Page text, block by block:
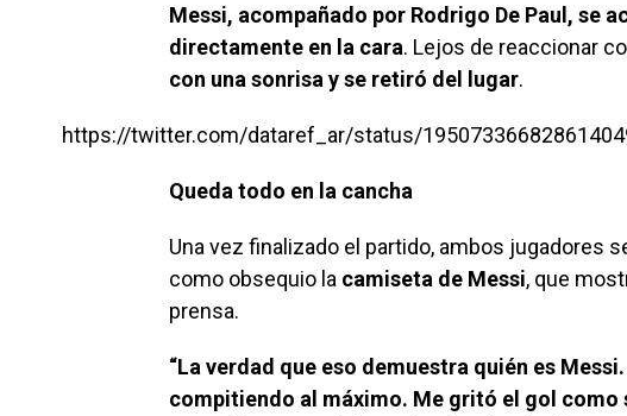
Messi, acompañado por Rodrigo De Paul, se
directamente en la cara. Lejos de reaccionar
con una sonrisa y se retiró del lugar.
https://twitter.com/dataref_ar/status/
Queda todo en la cancha
Una vez finalizado el partido, ambos jugadores
como obsequio la camiseta de Messi, que
prensa.
“La verdad que eso demuestra quién es
compitiendo al máximo. Me gritó el gol como